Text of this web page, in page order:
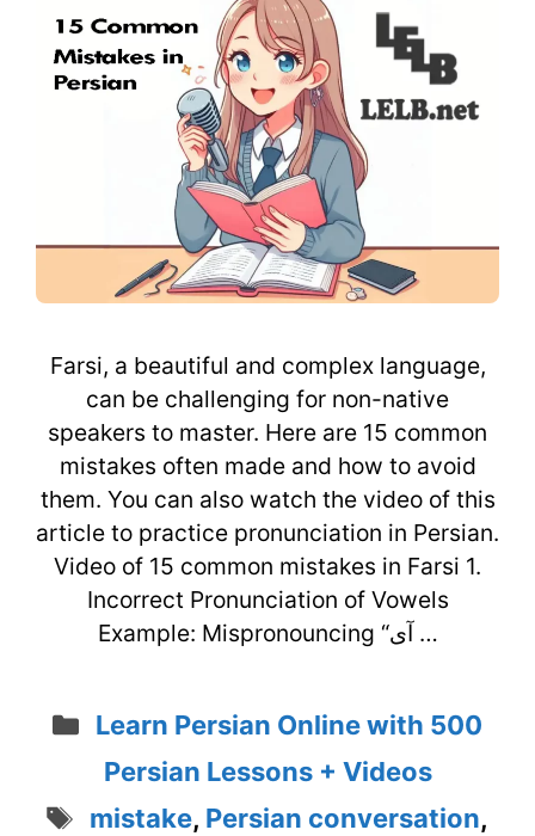
Farsi, a beautiful and complex language,
can be challenging for non-native
speakers to master. Here are 15 common
mistakes often made and how to avoid
them. You can also watch the video of this
article to practice pronunciation in Persian.
Video of 15 common mistakes in Farsi 1.
Incorrect Pronunciation of Vowels
Example: Mispronouncing “آی …
Categories
Learn Persian Online with 500
Persian Lessons + Videos
Tags
mistake, Persian conversation,